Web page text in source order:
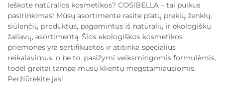
Ieškote natūralios kosmetikos? COSIBELLA – tai puikus
pasirinkimas! Mūsų asortimente rasite platų prekių ženklų,
siūlančių produktus, pagamintus iš natūralių ir ekologiškų
žaliavų, asortimentą. Šios ekologiškos kosmetikos
priemonės yra sertifikuotos ir atitinka specialius
reikalavimus, o be to, pasižymi veiksmingomis formulėmis,
todėl greitai tampa mūsų klientų mėgstamiausiomis.
Peržiūrėkite jas!